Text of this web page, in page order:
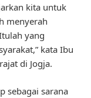
kita untuk
menyerah
yang
kata Ibu
di Jogja.
sebagai sarana